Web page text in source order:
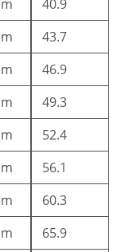
40.9
43.7
46.9
49.3
52.4
56.1
60.3
65.9